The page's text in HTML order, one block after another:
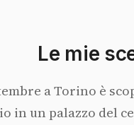
Le mie
a Torino è
in un palazzo del